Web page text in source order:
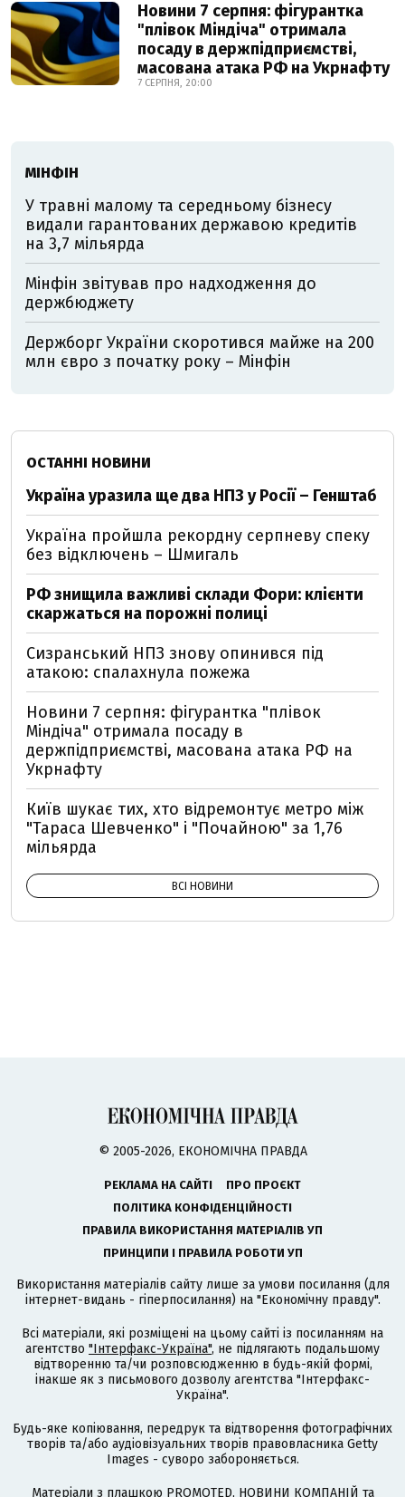
Новини 7 серпня: фігурантка
"плівок Міндіча" отримала
посаду в держпідприємстві,
масована атака РФ на Укрнафту
7 СЕРПНЯ, 20:00
МІНФІН
У травні малому та середньому бізнесу
видали гарантованих державою кредитів
на 3,7 мільярда
Мінфін звітував про надходження до
держбюджету
Держборг України скоротився майже на 200
млн євро з початку року – Мінфін
ОСТАННІ НОВИНИ
Україна уразила ще два НПЗ у Росії – Генштаб
Україна пройшла рекордну серпневу спеку
без відключень – Шмигаль
РФ знищила важливі склади Фори: клієнти
скаржаться на порожні полиці
Сизранський НПЗ знову опинився під
атакою: спалахнула пожежа
Новини 7 серпня: фігурантка "плівок
Міндіча" отримала посаду в
держпідприємстві, масована атака РФ на
Укрнафту
Київ шукає тих, хто відремонтує метро між
"Тараса Шевченко" і "Почайною" за 1,76
мільярда
ВСІ НОВИНИ
© 2005-2026, ЕКОНОМІЧНА ПРАВДА
РЕКЛАМА НА САЙТІ
ПРО ПРОЄКТ
ПОЛІТИКА КОНФІДЕНЦІЙНОСТІ
ПРАВИЛА ВИКОРИСТАННЯ МАТЕРІАЛІВ УП
ПРИНЦИПИ І ПРАВИЛА РОБОТИ УП
Використання матеріалів сайту лише за умови посилання (для
інтернет-видань - гіперпосилання) на "Економічну правду".
Всі матеріали, які розміщені на цьому сайті із посиланням на
агентство "Інтерфакс-Україна", не підлягають подальшому
відтворенню та/чи розповсюдженню в будь-якій формі,
інакше як з письмового дозволу агентства "Інтерфакс-
Україна".
Будь-яке копіювання, передрук та відтворення фотографічних
творів та/або аудіовізуальних творів правовласника Getty
Images - суворо забороняється.
Матеріали з плашкою PROMOTED, НОВИНИ КОМПАНІЙ та